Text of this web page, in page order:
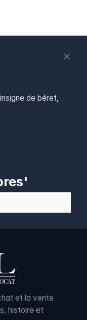
de béret,
et la vente
histoire et